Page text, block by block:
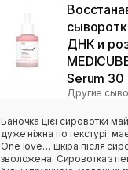
ДНК и
Serum 30
Другие
Баночка цієї сировотки
дуже ніжна по текстурі,
One love… шкіра після
зволожена. Сировотка з